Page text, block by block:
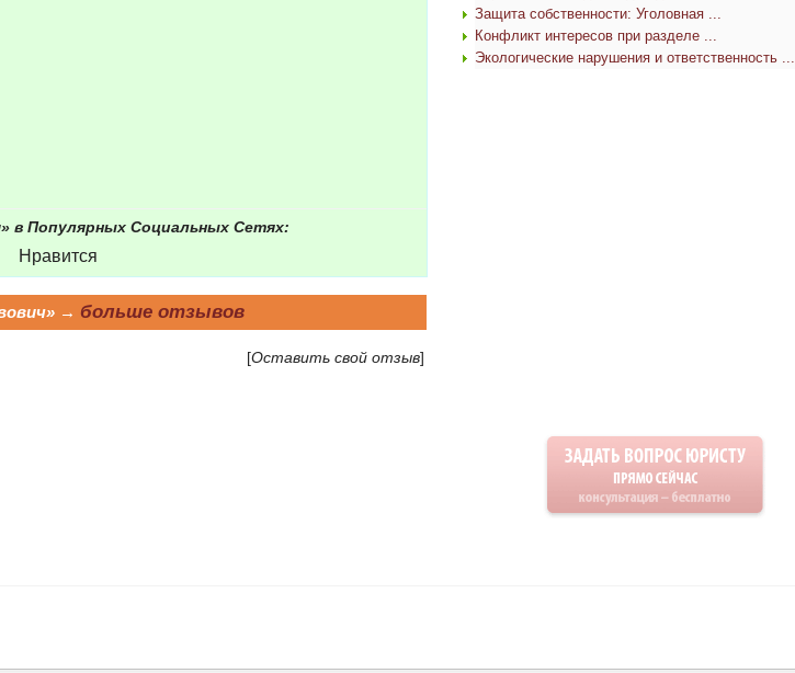
Защита собственности: Уголовная ...
Конфликт интересов при разделе ...
Экологические нарушения и ответственность ...
в Популярных Социальных Сетях:
Нравится
→ больше отзывов
[Оставить свой отзыв]